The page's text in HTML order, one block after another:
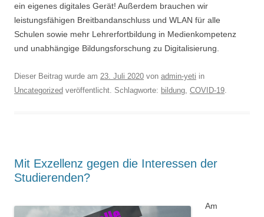
ein eigenes digitales Gerät! Außerdem brauchen wir
leistungsfähigen Breitbandanschluss und WLAN für alle
Schulen sowie mehr Lehrerfortbildung in Medienkompetenz
und unabhängige Bildungsforschung zu Digitalisierung.
Dieser Beitrag wurde am 23. Juli 2020 von admin-yeti in
Uncategorized veröffentlicht. Schlagworte: bildung COVID-19
Mit Exzellenz gegen die Interessen der
Studierenden?
Am